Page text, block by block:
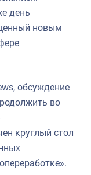
день
новым
обсуждение
во
круглый стол